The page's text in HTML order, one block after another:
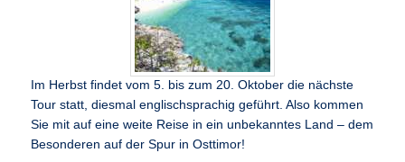
Im Herbst findet vom 5. bis zum 20. Oktober die nächste
Tour statt, diesmal englischsprachig geführt. Also kommen
Sie mit auf eine weite Reise in ein unbekanntes Land – dem
Besonderen auf der Spur in Osttimor!